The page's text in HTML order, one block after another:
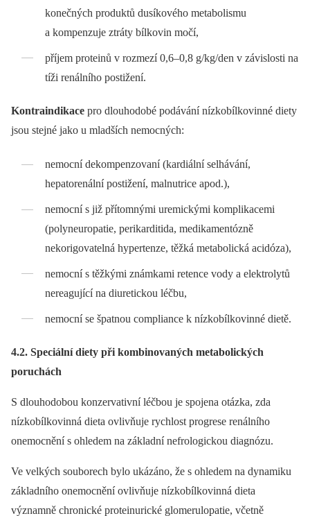
konečných produktů dusíkového metabolismu
a kompenzuje ztráty bílkovin močí,
příjem proteinů v rozmezí 0,6–0,8 g/kg/den v závislosti na
tíži renálního postižení.
Kontraindikace pro dlouhodobé podávání nízkobílkovinné diety
jsou stejné jako u mladších nemocných:
nemocní dekompenzovaní (kardiální selhávání,
hepatorenální postižení, malnutrice apod.),
nemocní s již přítomnými uremickými komplikacemi
(polyneuropatie, perikarditida, medikamentózně
nekorigovatelná hypertenze, těžká metabolická acidóza),
nemocní s těžkými známkami retence vody a elektrolytů
nereagující na diuretickou léčbu,
nemocní se špatnou compliance k nízkobílkovinné dietě.
4.2. Speciální diety při kombinovaných metabolických
poruchách
S dlouhodobou konzervativní léčbou je spojena otázka, zda
nízkobílkovinná dieta ovlivňuje rychlost progrese renálního
onemocnění s ohledem na základní nefrologickou diagnózu.
Ve velkých souborech bylo ukázáno, že s ohledem na dynamiku
základního onemocnění ovlivňuje nízkobílkovinná dieta
významně chronické proteinurické glomerulopatie, včetně